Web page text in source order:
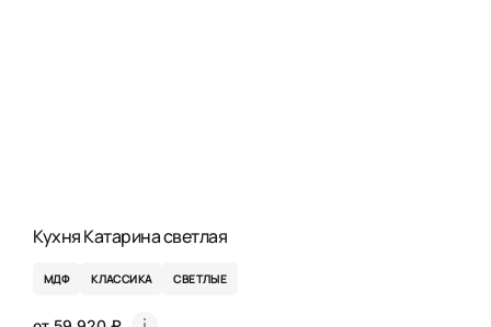
Кухня Катарина светлая
МДФ КЛАССИКА СВЕТЛЫЕ